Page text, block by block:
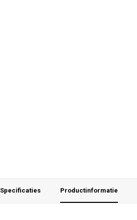
Specificaties Productinformatie